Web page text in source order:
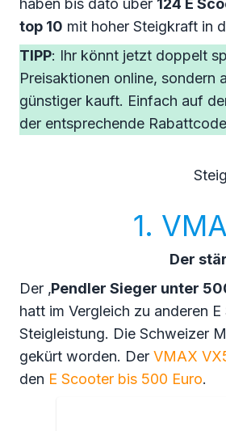
haben bis dato über 124 E
top 10 mit hoher Steigkraft in
TIPP: Ihr könnt jetzt doppelt
Preisaktionen online, sondern
günstiger kauft. Einfach auf
der entsprechende
1.
Der
Der ‚Pendler Sieger unter
hatt im Vergleich zu anderen
Steigleistung. Die Schweizer
gekürt worden. Der VMAX
den E Scooter bis 500 Euro.